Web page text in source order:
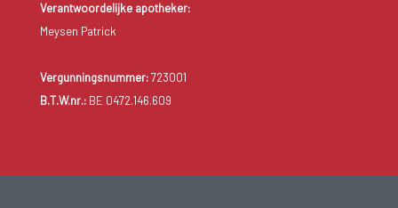
Verantwoordelijke apotheker:
Meysen Patrick
Vergunningsnummer:723001
B.T.W.nr.:BE 0472.146.609